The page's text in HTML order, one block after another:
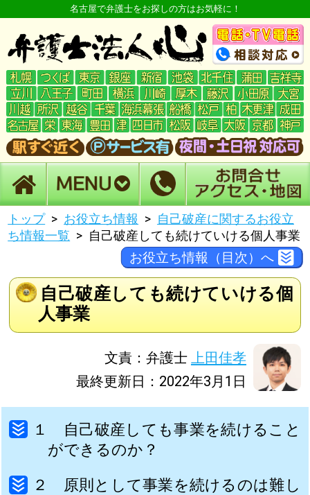
名古屋で弁護士をお探しの方はお気軽に！
トップ お役立ち情報
自己破産に関するお役立
ち情報一覧
自己破産しても続けていける個人事業
お役立ち情報（目次）へ
自己破産しても続けていける個
人事業
文責：弁護士 上田佳孝
最終更新日：2022年3月1日
１ 自己破産しても事業を続けること
ができるのか？
２ 原則として事業を続けるのは難し